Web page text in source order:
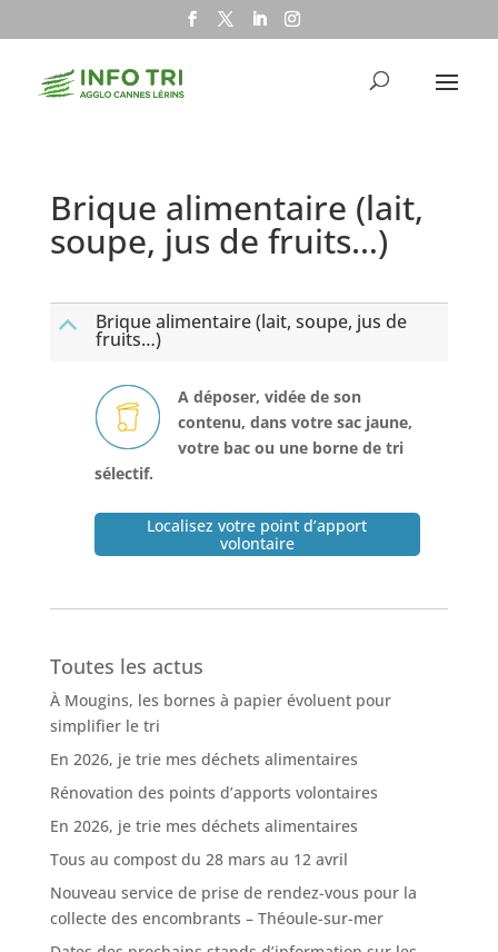
Brique alimentaire (lait,
soupe, jus de fruits…)
B Brique alimentaire (lait, soupe, jus de
fruits…)
A déposer, vidée de son
contenu, dans votre sac jaune,
votre bac ou une borne de tri
sélectif.
Localisez votre point d’apport
volontaire
Toutes les actus
À Mougins, les bornes à papier évoluent pour
simplifier le tri
En 2026, je trie mes déchets alimentaires
Rénovation des points d’apports volontaires
En 2026, je trie mes déchets alimentaires
Tous au compost du 28 mars au 12 avril
Nouveau service de prise de rendez-vous pour la
collecte des encombrants – Théoule-sur-mer